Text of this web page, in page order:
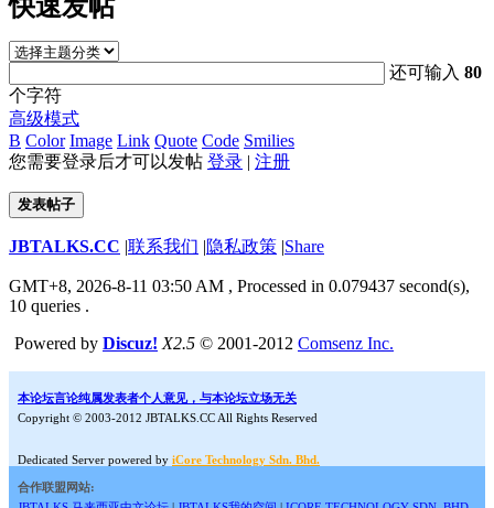
快速发帖
还可输入80
个字符
高级模式
B Color Image Link Quote Code Smilies
您需要登录后才可以发帖 登录 | 注册
发表帖子
JBTALKS.CC |联系我们 |隐私政策 |Share
GMT+8, 2026-8-11 03:50 AM , Processed in 0.079437 second(s),
10 queries .
Powered by Discuz! X2.5 © 2001-2012 Comsenz Inc.
本论坛言论纯属发表者个人意见，与本论坛立场无关
Copyright © 2003-2012 JBTALKS.CC All Rights Reserved
Dedicated Server powered by iCore Technology Sdn. Bhd.
合作联盟网站: